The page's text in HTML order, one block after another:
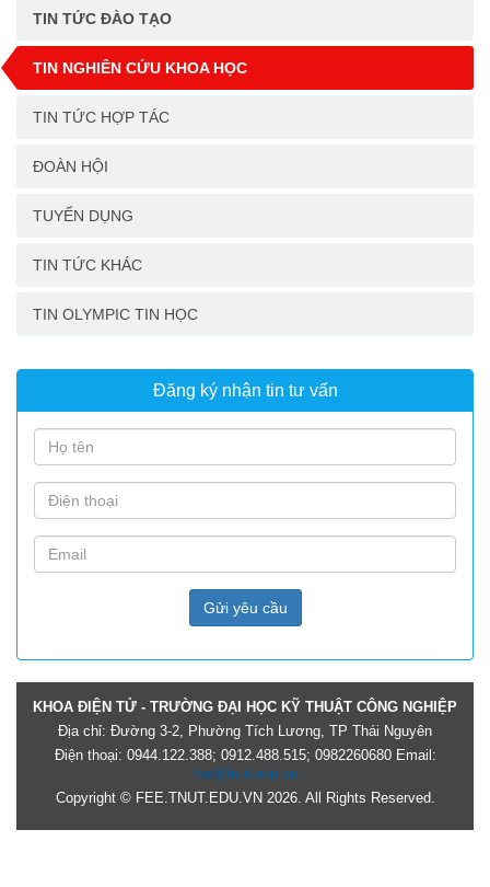
TIN TỨC ĐÀO TẠO
TIN NGHIÊN CỨU KHOA HỌC
TIN TỨC HỢP TÁC
ĐOÀN HỘI
TUYỂN DỤNG
TIN TỨC KHÁC
TIN OLYMPIC TIN HỌC
Đăng ký nhận tin tư vấn
Gửi yêu cầu
KHOA ĐIỆN TỬ - TRƯỜNG ĐẠI HỌC KỸ THUẬT CÔNG NGHIỆP
Địa chỉ: Đường 3-2, Phường Tích Lương, TP Thái Nguyên
Điện thoại: 0944.122.388; 0912.488.515; 0982260680 Email:
fee@tnut.edu.vn
Copyright © FEE.TNUT.EDU.VN 2026. All Rights Reserved.